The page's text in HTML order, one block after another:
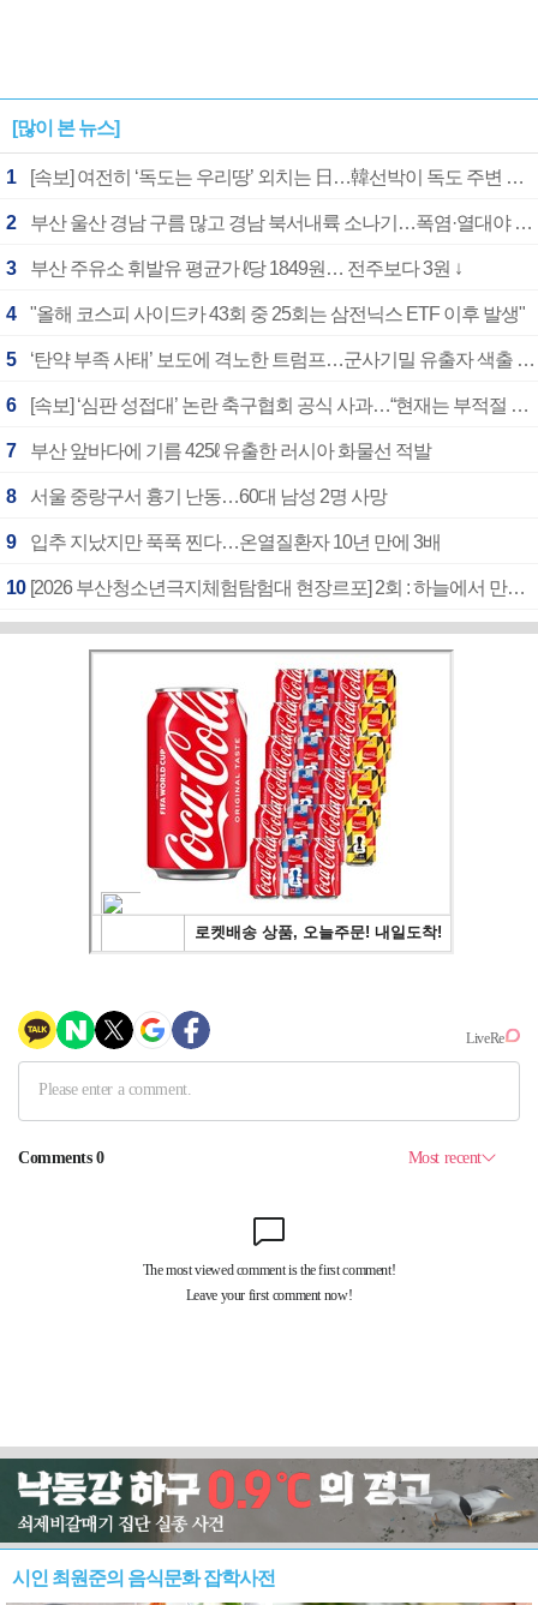
[많이 본 뉴스]
1 [속보] 여전히 ‘독도는 우리땅’ 외치는 日…韓선박이 독도 주변 해양조사 활동하자 반발
2 부산 울산 경남 구름 많고 경남 북서내륙 소나기…폭염·열대야 계속
3 부산 주유소 휘발유 평균가 ℓ당 1849원… 전주보다 3원 ↓
4 "올해 코스피 사이드카 43회 중 25회는 삼전닉스 ETF 이후 발생"
5 ‘탄약 부족 사태’ 보도에 격노한 트럼프…군사기밀 유출자 색출 지시
6 [속보] ‘심판 성접대’ 논란 축구협회 공식 사과…“현재는 부적절 행위 없어”
7 부산 앞바다에 기름 425ℓ 유출한 러시아 화물선 적발
8 서울 중랑구서 흉기 난동…60대 남성 2명 사망
9 입추 지났지만 푹푹 찐다…온열질환자 10년 만에 3배
10 [2026 부산청소년극지체험탐험대 현장르포] 2회 : 하늘에서 만난 얼음의 나라
시인 최원준의 음식문화 잡학사전